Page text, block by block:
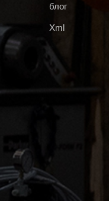
блог
Xml